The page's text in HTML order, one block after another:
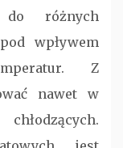
do różnych
wpływem
Z
nawet w